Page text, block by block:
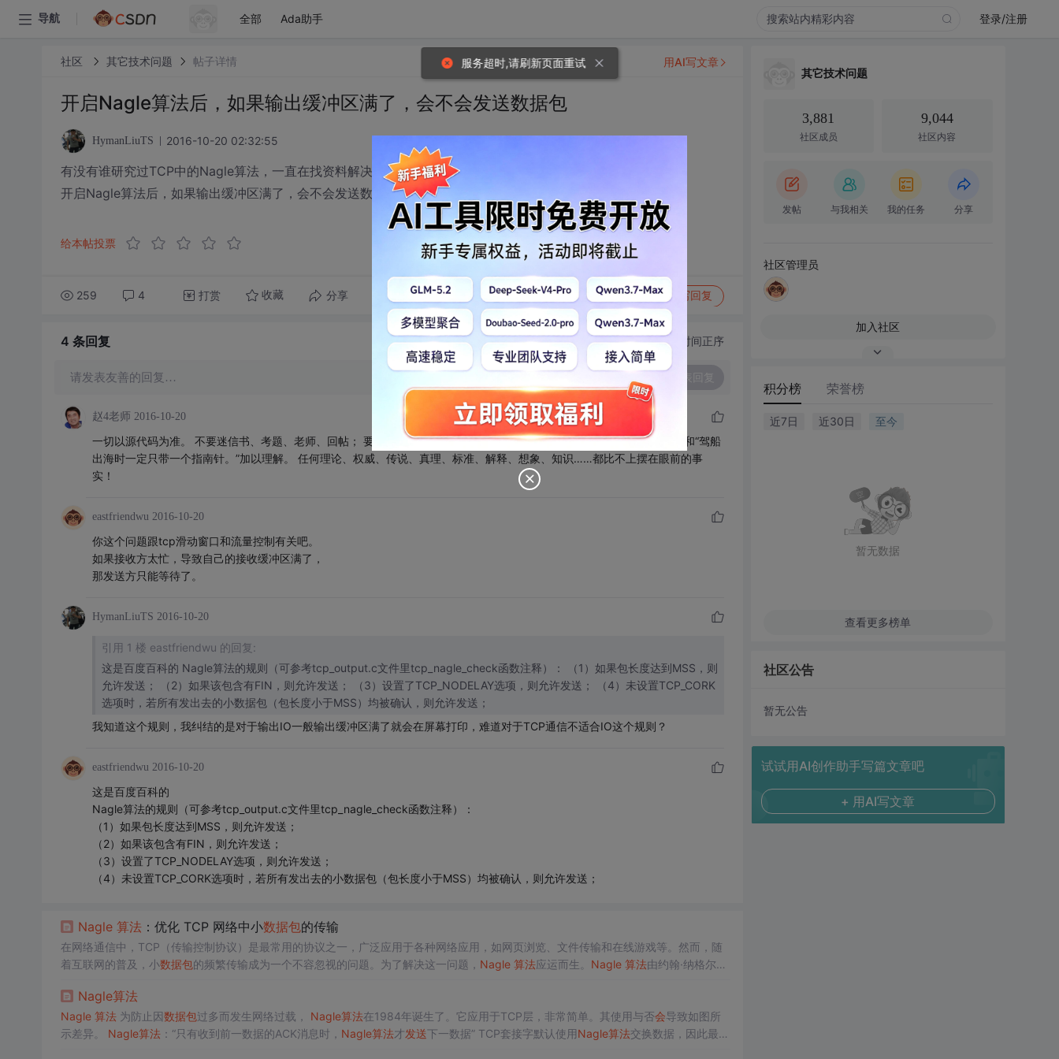
导航 全部 Ada助手 登录/注册
社区 其它技术问题 帖子详情
开启Nagle算法后，如果输出缓冲区满了，会不会发送数据包
HymanLiuTS 2016-10-20 02:32:55
有没有谁研究过TCP中的Nagle算法，一直在找资料解决这个疑问：
开启Nagle算法后，如果输出缓冲区满了，会不会发送数据包？
给本帖投票
259 4 打赏 收藏 分享 转发到动态 举报 写回复
用AI写文章
4 条回复 切换为时间正序
请发表友善的回复…
赵4老师 2016-10-20
一切以源代码为准。 不要迷信书、考题、老师、回帖； 要迷信CPU、编译器、调试器、运行结果。 并请结合“盲人摸太阳”和“驾船
出海时一定只带一个指南针。”加以理解。 任何理论、权威、传说、真理、标准、解释、想象、知识……都比不上摆在眼前的事
实！
eastfriendwu 2016-10-20
你这个问题跟tcp滑动窗口和流量控制有关吧。
如果接收方太忙，导致自己的接收缓冲区满了，
那发送方只能等待了。
HymanLiuTS 2016-10-20
引用 1 楼 eastfriendwu 的回复:
这是百度百科的 Nagle算法的规则（可参考tcp_output.c文件里tcp_nagle_check函数注释）： （1）如果包长度达到MSS，则
允许发送； （2）如果该包含有FIN，则允许发送； （3）设置了TCP_NODELAY选项，则允许发送； （4）未设置TCP_CORK
选项时，若所有发出去的小数据包（包长度小于MSS）均被确认，则允许发送；
我知道这个规则，我纠结的是对于输出IO一般输出缓冲区满了就会在屏幕打印，难道对于TCP通信不适合IO这个规则？
eastfriendwu 2016-10-20
这是百度百科的
Nagle算法的规则（可参考tcp_output.c文件里tcp_nagle_check函数注释）：
（1）如果包长度达到MSS，则允许发送；
（2）如果该包含有FIN，则允许发送；
（3）设置了TCP_NODELAY选项，则允许发送；
（4）未设置TCP_CORK选项时，若所有发出去的小数据包（包长度小于MSS）均被确认，则允许发送；
Nagle 算法：优化 TCP 网络中小数据包的传输
在网络通信中，TCP（传输控制协议）是最常用的协议之一，广泛应用于各种网络应用，如网页浏览、文件传输和在线游戏等。然而，随
着互联网的普及，小数据包的频繁传输成为一个不容忽视的问题。为了解决这一问题， Nagle 算法应运而生。 Nagle 算法由约翰·纳格尔
塞和提高吞吐量。
Nagle算法
Nagle 算法 为防止因数据包过多而发生网络过载， Nagle算法在1984年诞生了。它应用于TCP层，非常简单。其使用与否会导致如图所
示差异。 Nagle算法：“只有收到前一数据的ACK消息时， Nagle算法才发送 下一数据” TCP套接字默认使用Nagle算法交换数据，因此最大
其它技术问题
3,881
社区成员
9,044
社区内容
发帖 与我相关 我的任务 分享
社区管理员
加入社区
积分榜 荣誉榜
近7日 近30日 至今
暂无数据
查看更多榜单
社区公告
暂无公告
试试用AI创作助手写篇文章吧
+ 用AI写文章
服务超时,请刷新页面重试